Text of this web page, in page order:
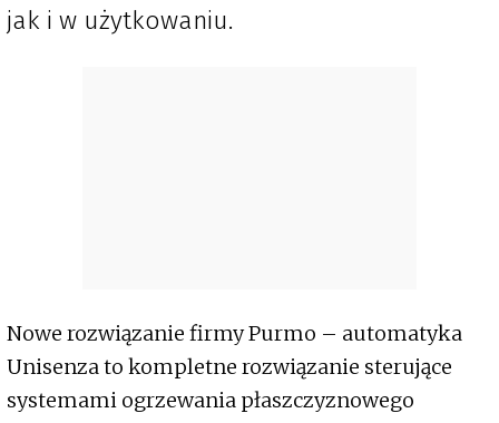
jak i w użytkowaniu.
Nowe rozwiązanie firmy Purmo – automatyka
Unisenza to kompletne rozwiązanie sterujące
systemami ogrzewania płaszczyznowego